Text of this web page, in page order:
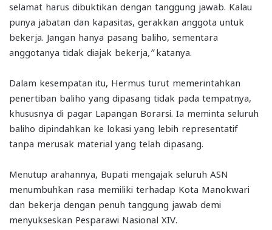
selamat harus dibuktikan dengan tanggung jawab. Kalau
punya jabatan dan kapasitas, gerakkan anggota untuk
bekerja. Jangan hanya pasang baliho, sementara
anggotanya tidak diajak bekerja ,”katanya.
Dalam kesempatan itu, Hermus turut memerintahkan
penertiban baliho yang dipasang tidak pada tempatnya,
khususnya di pagar Lapangan Borarsi. Ia meminta seluruh
baliho dipindahkan ke lokasi yang lebih representatif
tanpa merusak material yang telah dipasang.
Menutup arahannya, Bupati mengajak seluruh ASN
menumbuhkan rasa memiliki terhadap Kota Manokwari
dan bekerja dengan penuh tanggung jawab demi
menyukseskan Pesparawi Nasional XIV.